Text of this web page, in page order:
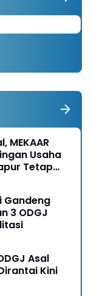
MEKAAR
Usaha
Tetap
Gandeng
3 ODGJ
Asal
Kini